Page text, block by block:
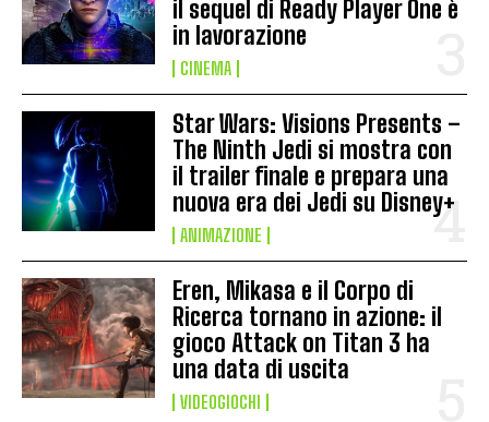
il sequel di Ready Player One è
in lavorazione
CINEMA
Star Wars: Visions Presents –
The Ninth Jedi si mostra con
il trailer finale e prepara una
nuova era dei Jedi su Disney+
ANIMAZIONE
Eren, Mikasa e il Corpo di
Ricerca tornano in azione: il
gioco Attack on Titan 3 ha
una data di uscita
VIDEOGIOCHI